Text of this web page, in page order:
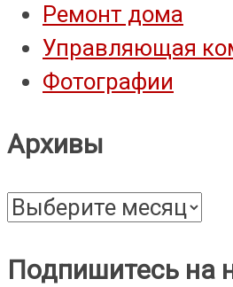
Ремонт дома
Управляющая
Фотографии
Архивы
Архивы
Подпишитесь на